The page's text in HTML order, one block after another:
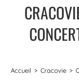
Accueil > Cracovie >